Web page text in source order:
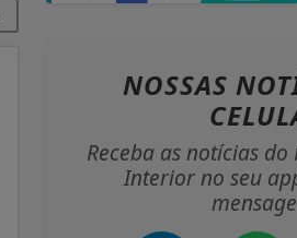
NOSSAS
Receba as notícias do
Interior no seu